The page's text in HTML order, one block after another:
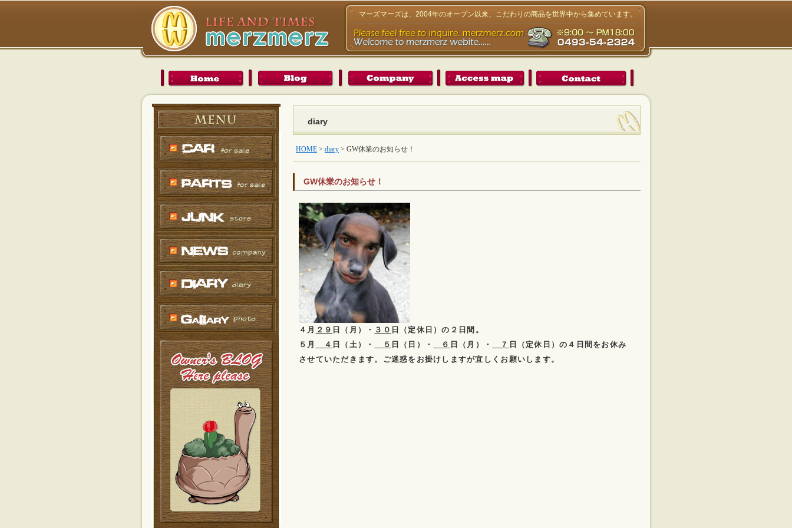
マーズマーズは、2004年のオープン以来、こだわりの商品を世界中から集めています。
diary
HOME > diary > GW休業のお知らせ！
GW休業のお知らせ！
４月 ２９ 日（月）・ ３０ 日（定休日）の２日間。
５月
４ 日（土）・ ５ 日（日）・ ６ 日（月）・ ７ 日（定休日）の４日間をお休み
させていただきます。ご迷惑をお掛けしますが宜しくお願いします。